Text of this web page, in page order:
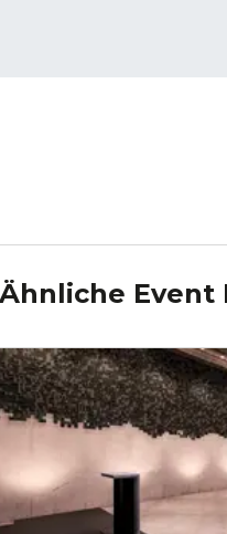
Ähnliche Event